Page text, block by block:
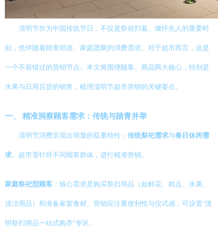
清明节作为中国传统节日，不仅是祭祖扫墓、缅怀先人的重要时
刻，也伴随着踏青郊游、家庭团聚的消费需求。对于超市而言，这是
一个不容错过的营销节点。本文将围绕顾客、商品两大核心，特别是
水果与日用百货的销售，梳理清明节超市营销的关键要点。
一、 精准洞察顾客需求：传统与踏青并举
清明节消费呈现出明显的双重特性： 传统祭祀需求与春日休闲需
求。超市需针对不同顾客群体，进行精准营销。
家庭祭祀型顾客 ：核心需求是购买祭扫用品（如鲜花、糕点、水果、
清洁用品）和准备家宴食材。营销应注重便利性与仪式感，可设置“清
明祭扫用品一站式购齐”专区。